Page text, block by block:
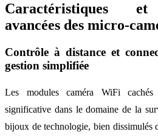
Caractéristiques et
avancées des micro-
Contrôle à distance et
gestion simplifiée
Les modules caméra WiFi cachés
significative dans le domaine de la
bijoux de technologie, bien dissimulés